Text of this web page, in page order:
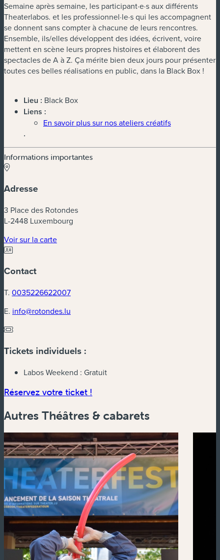
Semaine après semaine, les participant·e·s aux différents
Theaterlabos. et les professionnel·le·s qui les accompagnent
se donnent sans compter à chacune de leurs rencontres.
Ensemble, ils/elles développent des idées, écrivent, voire
mettent en scène leurs propres histoires et élaborent des
spectacles de A à Z. Ça mérite bien deux jours pour présenter
toutes ces belles réalisations en public, dans la Black Box !
Lieu : Black Box
Liens :
En savoir plus sur nos ateliers créatifs
.
Informations importantes
Adresse
3 Place des Rotondes
L-2448 Luxembourg
Voir sur la carte(nouvelle fenêtre)
Contact
T. 0035226622007
E. info@rotondes.lu
Tickets individuels :
Labos Weekend : Gratuit
Réservez votre ticket !
Autres Théâtres & cabarets